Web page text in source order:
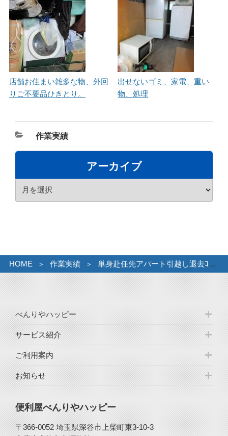
店舗お住まい雑多な物、外回
りご不要品ひきとり。
出せないゴミ、家電、重い
物、処理
カ
テ
ー
作業実績
アーカイブ
HOME 作業実績 単身赴任先アパート引越し退去ｺﾞﾐ
べんりやハッピー
サービス紹介
ご利用案内
お知らせ
便利屋べんりやハッピー
〒366-0052 埼玉県深谷市上柴町東3-10-3